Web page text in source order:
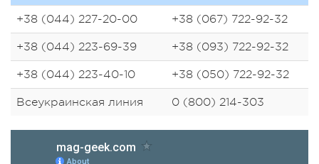
+38 (044) 227-20-00 +38 (067) 722-92-32
+38 (044) 223-69-39 +38 (093) 722-92-32
+38 (044) 223-40-10 +38 (050) 722-92-32
Всеукраинская линия 0 (800) 214-303